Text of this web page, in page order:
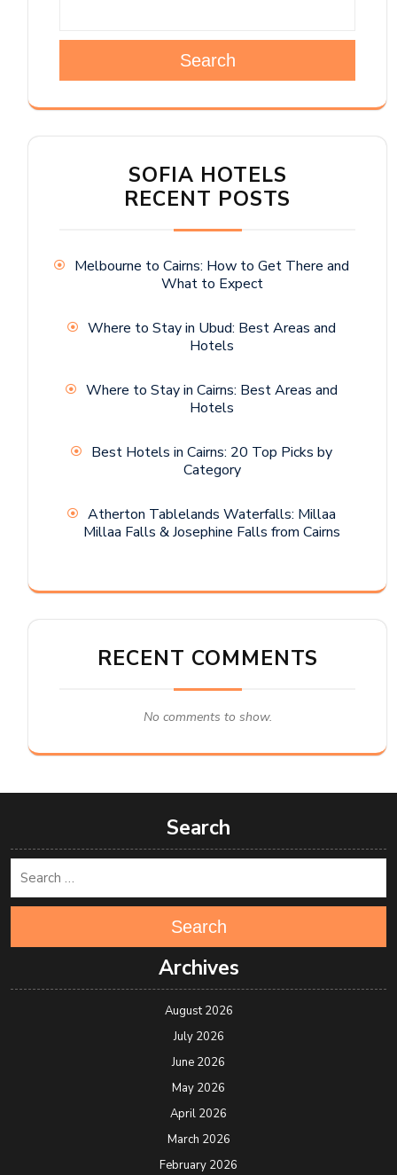
Search
SOFIA HOTELS
RECENT POSTS
Melbourne to Cairns: How to Get There and
What to Expect
Where to Stay in Ubud: Best Areas and
Hotels
Where to Stay in Cairns: Best Areas and
Hotels
Best Hotels in Cairns: 20 Top Picks by
Category
Atherton Tablelands Waterfalls: Millaa
Millaa Falls & Josephine Falls from Cairns
RECENT COMMENTS
No comments to show.
Search
Search
Archives
August 2026
July 2026
June 2026
May 2026
April 2026
March 2026
February 2026